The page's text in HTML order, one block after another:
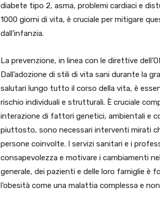
diabete tipo 2, asma, problemi cardiaci e
1000 giorni di vita, è cruciale per mitigare
dall’infanzia.
La prevenzione, in linea con le direttive
Dall’adozione di stili di vita sani durante la
salutari lungo tutto il corso della vita, è
rischio individuali e strutturali. È cruciale
interazione di fattori genetici, ambientali e
piuttosto, sono necessari interventi mirati
persone coinvolte. I servizi sanitari e i
consapevolezza e motivare i cambiamenti
generale, dei pazienti e delle loro famiglie è
l’obesità come una malattia complessa e